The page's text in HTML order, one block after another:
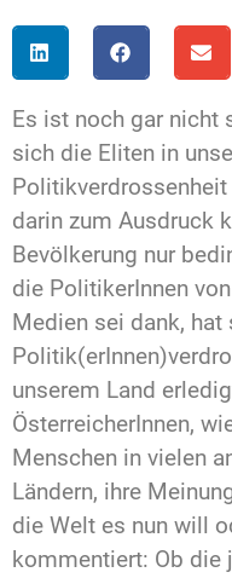
Es ist noch gar nicht
sich die Eliten in
darin zum Ausdruck
Bevölkerung nur
die PolitikerInnen
Medien sei dank,
unserem Land
ÖsterreicherInnen,
Menschen in vielen
Ländern, ihre
die Welt es nun will
kommentiert: Ob die